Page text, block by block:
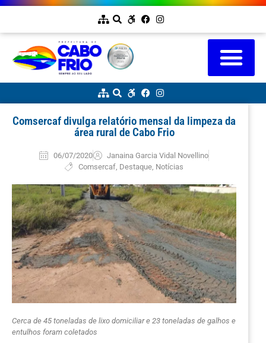
Comsercaf divulga relatório mensal da limpeza da
área rural de Cabo Frio
06/07/2020
Janaina Garcia Vidal Novellino
Comsercaf Destaque Notícias
Cerca de 45 toneladas de lixo domiciliar e 23 toneladas de galhos e
entulhos foram coletados